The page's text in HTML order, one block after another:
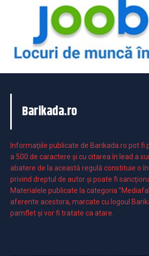
Barikada.ro
Informaţiile publicate de Barikada.ro pot fi
a 500 de caractere şi cu citarea în lead a
abatere de la această regulă constituie o
privind dreptul de autor și poate fi
Materialele publicate la categoria
aferente acestora, marcate cu logoul
pamflet și vor fi tratate ca atare.